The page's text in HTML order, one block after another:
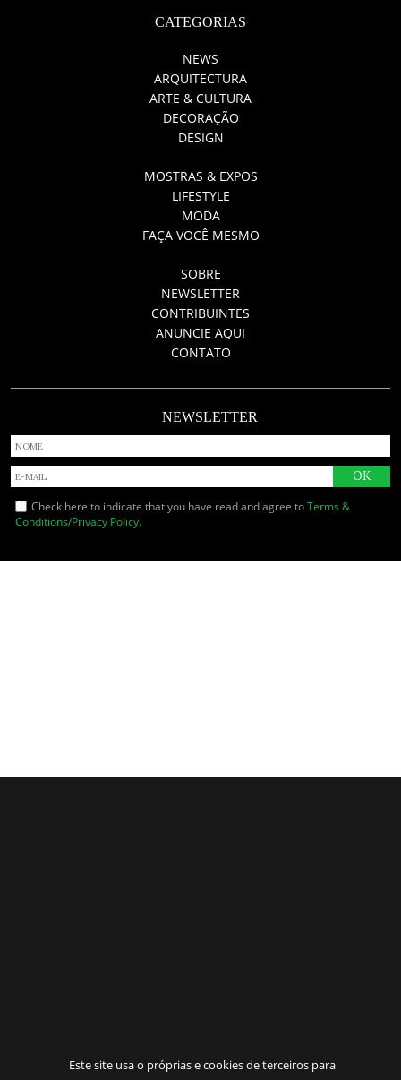
Este site usa o próprias e cookies de terceiros para
CATEGORIAS
NEWS
ARQUITECTURA
ARTE & CULTURA
DECORAÇÃO
DESIGN
MOSTRAS & EXPOS
LIFESTYLE
MODA
FAÇA VOCÊ MESMO
SOBRE
NEWSLETTER
CONTRIBUINTES
ANUNCIE AQUI
CONTATO
NEWSLETTER
Check here to indicate that you have read and agree toTerms &
Conditions/Privacy Policy.